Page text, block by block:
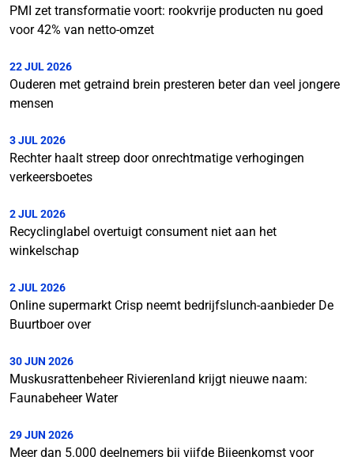
PMI zet transformatie voort: rookvrije producten nu goed
voor 42% van netto-omzet
22 JUL 2026
Ouderen met getraind brein presteren beter dan veel jongere
mensen
3 JUL 2026
Rechter haalt streep door onrechtmatige verhogingen
verkeersboetes
2 JUL 2026
Recyclinglabel overtuigt consument niet aan het
winkelschap
2 JUL 2026
Online supermarkt Crisp neemt bedrijfslunch-aanbieder De
Buurtboer over
30 JUN 2026
Muskusrattenbeheer Rivierenland krijgt nieuwe naam:
Faunabeheer Water
29 JUN 2026
Meer dan 5.000 deelnemers bij vijfde Bijeenkomst voor